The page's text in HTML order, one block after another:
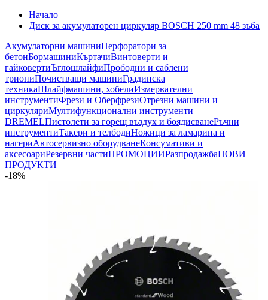
Начало
Диск за акумулаторен циркуляр BOSCH 250 mm 48 зъба
Акумулаторни машиниПерфоратори за
бетонБормашиниКъртачиВинтоверти и
гайковертиЪглошлайфиПрободни и саблени
триониПочистващи машиниГрадинска
техникаШлайфмашини, хобелиИзмервателни
инструментиФрези и ОберфрезиОтрезни машини и
циркуляриМултифункционални инструменти
DREMELПистолети за горещ въздух и боядисванеРъчни
инструментиТакери и телбодиНожици за ламарина и
нагериАвтосервизно оборудванеКонсумативи и
аксесоариРезервни частиПРОМОЦИИРазпродажбаНОВИ
ПРОДУКТИ
-18%